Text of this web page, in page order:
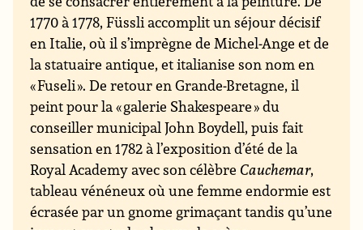
1770 à 1778, Füssli accomplit un séjour décisif
en Italie, où il s’imprègne de Michel-Ange et de
la statuaire antique, et italianise son nom en
« Fuseli ». De retour en Grande-Bretagne, il
peint pour la « galerie Shakespeare » du
conseiller municipal John Boydell, puis fait
sensation en 1782 à l’exposition d’été de la
Royal Academy avec son célèbre Cauchemar,
tableau vénéneux où une femme endormie est
écrasée par un gnome grimaçant tandis qu’une